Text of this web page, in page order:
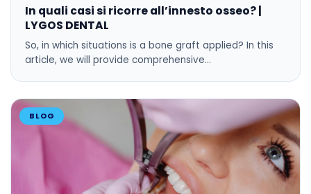
In quali casi si ricorre all’innesto osseo? |
LYGOS DENTAL
So, in which situations is a bone graft applied? In this
article, we will provide comprehensive…
BLOG